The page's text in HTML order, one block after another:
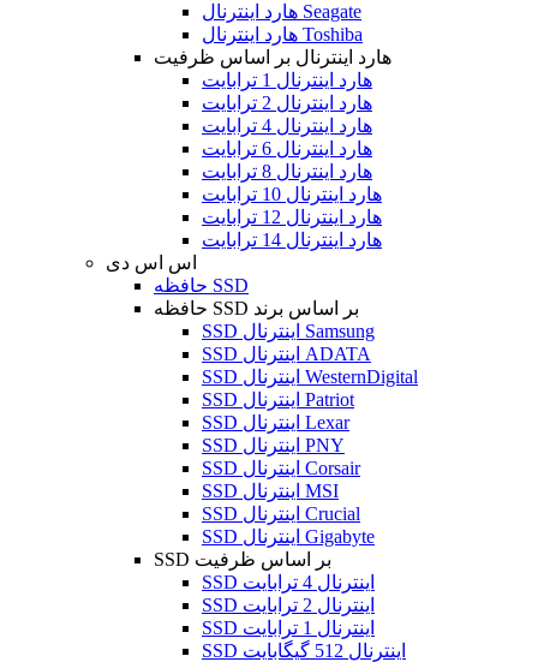
هارد اینترنال Seagate
هارد اینترنال Toshiba
هارد اینترنال بر اساس ظرفیت
هارد اینترنال 1 ترابایت
هارد اینترنال 2 ترابایت
هارد اینترنال 4 ترابایت
هارد اینترنال 6 ترابایت
هارد اینترنال 8 ترابایت
هارد اینترنال 10 ترابایت
هارد اینترنال 12 ترابایت
هارد اینترنال 14 ترابایت
اس اس دی
حافظه SSD
حافظه SSD بر اساس برند
SSD اینترنال Samsung
SSD اینترنال ADATA
SSD اینترنال WesternDigital
SSD اینترنال Patriot
SSD اینترنال Lexar
SSD اینترنال PNY
SSD اینترنال Corsair
SSD اینترنال MSI
SSD اینترنال Crucial
SSD اینترنال Gigabyte
SSD بر اساس ظرفیت
SSD اینترنال 4 ترابایت
SSD اینترنال 2 ترابایت
SSD اینترنال 1 ترابایت
SSD اینترنال 512 گیگابایت